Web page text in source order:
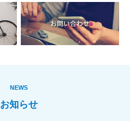
NEWS
お知らせ